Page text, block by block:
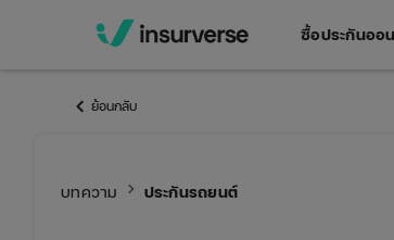
ซื้อประกันออ
keyboard_arrow_left ย้อนกลับ
บทความ keyboard_arrow_right ประกันรถยนต์